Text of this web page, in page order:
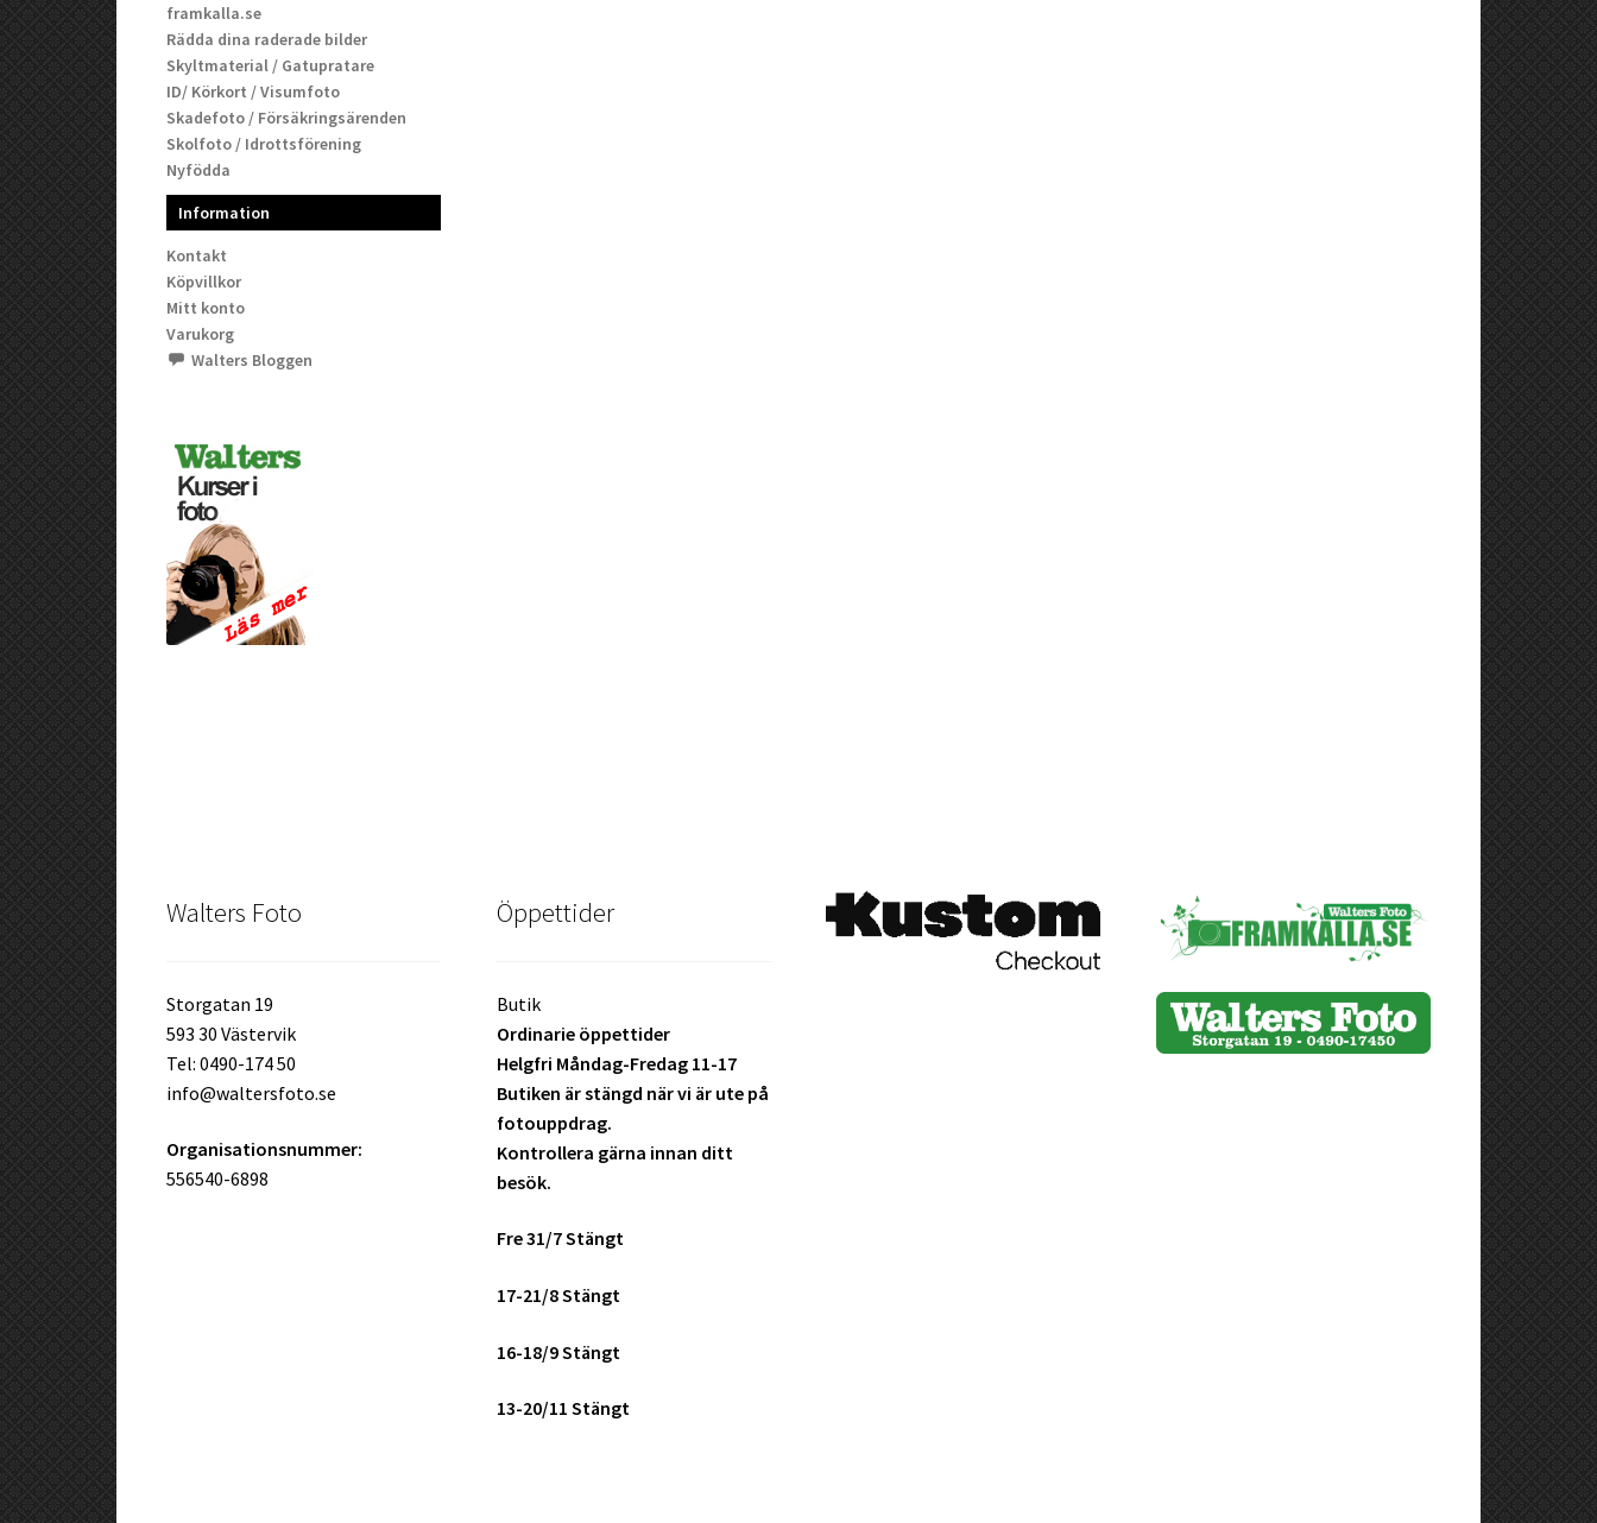
framkalla.se
Rädda dina raderade bilder
Skyltmaterial / Gatupratare
ID/ Körkort / Visumfoto
Skadefoto / Försäkringsärenden
Skolfoto / Idrottsförening
Nyfödda
Information
Kontakt
Köpvillkor
Mitt konto
Varukorg
Walters Bloggen
Walters Foto
Storgatan 19
593 30 Västervik
Tel: 0490-174 50
info@waltersfoto.se
Organisationsnummer:
556540-6898
Öppettider
Butik
Ordinarie öppettider
Helgfri Måndag-Fredag 11-17
Butiken är stängd när vi är ute på
fotouppdrag.
Kontrollera gärna innan ditt
besök.
Fre 31/7 Stängt
17-21/8 Stängt
16-18/9 Stängt
13-20/11 Stängt